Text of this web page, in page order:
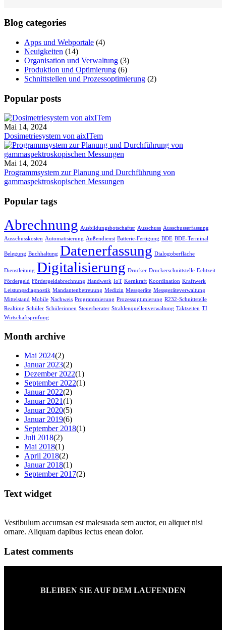
Blog categories
Apps und Webportale (4)
Neuigkeiten (14)
Organisation und Verwaltung (3)
Produktion und Optimierung (6)
Schnittstellen und Prozessoptimierung (2)
Popular posts
Mai 14, 2024
Dosimetriesystem von aixITem
Mai 14, 2024
Programmsystem zur Planung und Durchführung von
gammaspektroskopischen Messungen
Popular tags
Abrechnung Ausbildungsbotschafter Ausschuss Ausschusserfassung
Ausschusskosten Automatisierung Außendienst Batterie-Fertigung BDE BDE-Terminal
Belegung Buchhaltung Datenerfassung Dialogoberfläche
Dienstleitung Digitalisierung Drucker Druckerschnittstelle Echtzeit
Fördergeld Fördergeldabrechnung Handwerk IoT Kernkraft Koordination Kraftwerk
Leistungsdiagnostik Mandantenbetreuung Medizin Messgeräte Messgeräteverwaltung
Mittelstand Mobile Nachweis Programmierung Prozessoptimierung R232-Schnittstelle
Realtime Schüler Schülerinnen Steuerberater Strahlenquellenverwaltung Taktzeiten TI
Wirtschaftsprüfung
Month archive
Mai 2024(2)
Januar 2023(2)
Dezember 2022(1)
September 2022(1)
Januar 2022(2)
Januar 2021(1)
Januar 2020(5)
Januar 2019(6)
September 2018(1)
Juli 2018(2)
Mai 2018(1)
April 2018(2)
Januar 2018(1)
September 2017(2)
Text widget
Vestibulum accumsan est malesuada sem auctor, eu aliquet nisi
ornare. Aliquam dapibus lectus enean dolor.
Latest comments
BLEIBEN SIE AUF DEM LAUFENDEN